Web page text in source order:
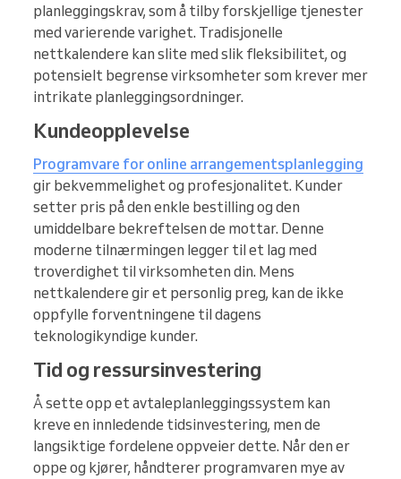
planleggingskrav, som å tilby forskjellige tjenester
med varierende varighet. Tradisjonelle
nettkalendere kan slite med slik fleksibilitet, og
potensielt begrense virksomheter som krever mer
intrikate planleggingsordninger.
Kundeopplevelse
Programvare for online arrangementsplanlegging
gir bekvemmelighet og profesjonalitet. Kunder
setter pris på den enkle bestilling og den
umiddelbare bekreftelsen de mottar. Denne
moderne tilnærmingen legger til et lag med
troverdighet til virksomheten din. Mens
nettkalendere gir et personlig preg, kan de ikke
oppfylle forventningene til dagens
teknologikyndige kunder.
Tid og ressursinvestering
Å sette opp et avtaleplanleggingssystem kan
kreve en innledende tidsinvestering, men de
langsiktige fordelene oppveier dette. Når den er
oppe og kjører, håndterer programvaren mye av